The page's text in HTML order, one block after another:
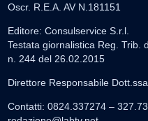
Oscr. R.E.A. AV N.181151
Editore: Consulservice S.r.l.
Testata giornalistica Reg. Trib.
n. 244 del 26.02.2015
Direttore Responsabile
Contatti: 0824.337274 –